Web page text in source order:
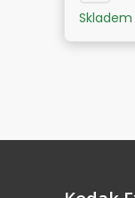
Skladem